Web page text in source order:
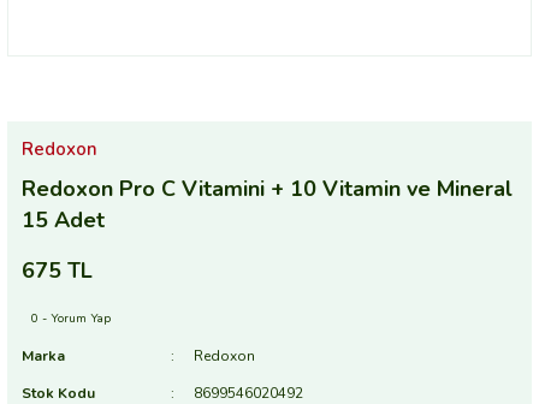
Redoxon
Redoxon Pro C Vitamini + 10 Vitamin ve Mineral
15 Adet
675 TL
0 - Yorum Yap
Marka
Redoxon
Stok Kodu
8699546020492